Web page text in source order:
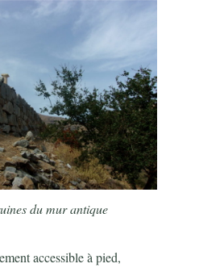
du mur antique
accessible à pied,